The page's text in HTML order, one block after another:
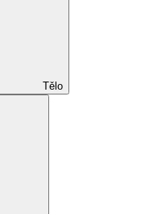
Tělo